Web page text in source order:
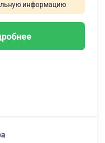
информацию